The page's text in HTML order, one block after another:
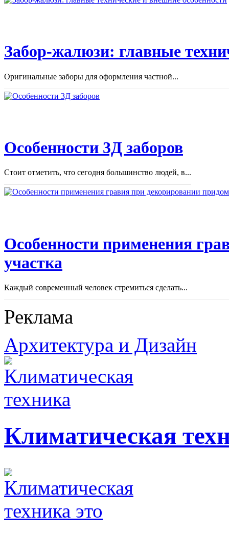
Забор-жалюзи: главные
Оригинальные заборы для оформления частной...
Особенности 3Д заборов
Стоит отметить, что сегодня большинство людей, в...
Особенности применения
участка
Каждый современный человек стремиться сделать...
Реклама
Архитектура и Дизайн
Климатическая